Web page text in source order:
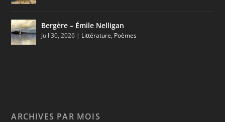
Bergère – Émile Nelligan
Juil 30, 2026 | Littérature, Poèmes
ARCHIVES PAR MOIS